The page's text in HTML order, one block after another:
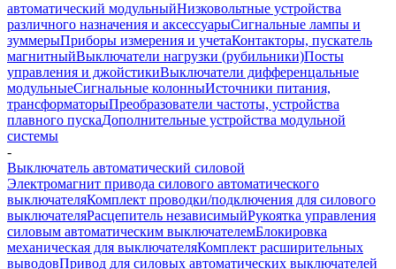
автоматический модульныйНизковольтные устройства
различного назначения и аксессуарыСигнальные лампы и
зуммерыПриборы измерения и учетаКонтакторы, пускатель
магнитныйВыключатели нагрузки (рубильники)Посты
управления и джойстикиВыключатели дифференцальные
модульныеСигнальные колонныИсточники питания,
трансформаторыПреобразователи частоты, устройства
плавного пускаДополнительные устройства модульной
системы
-
Выключатель автоматический силовой
Электромагнит привода силового автоматического
выключателяКомплект проводки/подключения для силового
выключателяРасцепитель независимыйРукоятка управления
силовым автоматическим выключателемБлокировка
механическая для выключателяКомплект расширительных
выводовПривод для силовых автоматических выключателей